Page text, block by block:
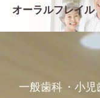
オーラルフレイル
一般歯科 小児